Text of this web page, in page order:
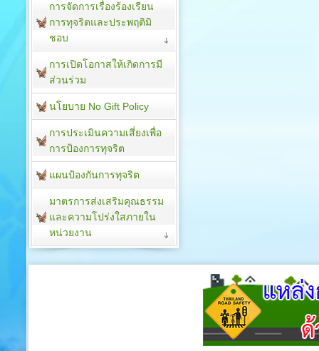
การจัดการเรื่องร้องเรียน
การทุจริตและประพฤติมิ
ชอบ
การเปิดโอกาสให้เกิดการมี
ส่วนร่วม
นโยบาย No Gift Policy
การประเมินความเสี่ยงเพื่อ
การป้องการทุจริต
แผนป้องกันการทุจริต
มาตรการส่งเสริมคุณธรรม
และความโปร่งใสภายใน
หน่วยงาน